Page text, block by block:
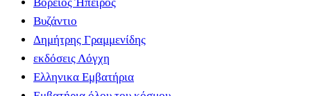
Βόρειος Ήπειρος
Βυζάντιο
Δημήτρης Γραμμενίδης
εκδόσεις Λόγχη
Ελληνικα Εμβατήρια